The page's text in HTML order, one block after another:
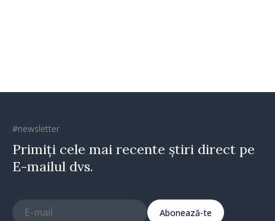
#newsletter
Primiți cele mai recente știri direct pe
E-mailul dvs.
Abonează-te